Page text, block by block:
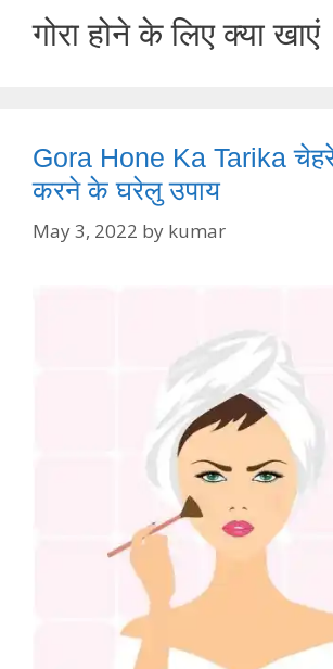
गोरा होने के लिए क्या खाएं
Gora Hone Ka Tarika चेहरे
करने के घरेलु उपाय
May 3, 2022 by kumar